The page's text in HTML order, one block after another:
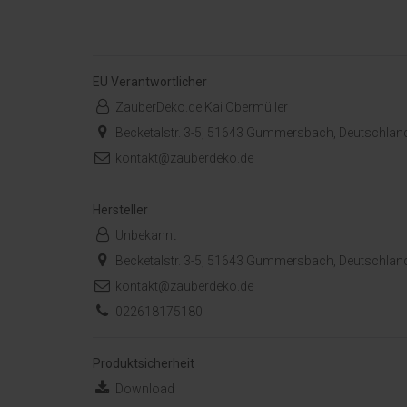
EU Verantwortlicher
ZauberDeko.de Kai Obermüller
Becketalstr. 3-5, 51643 Gummersbach,
kontakt@zauberdeko.de
Hersteller
Unbekannt
Becketalstr. 3-5, 51643 Gummersbach,
kontakt@zauberdeko.de
022618175180
Produktsicherheit
Download